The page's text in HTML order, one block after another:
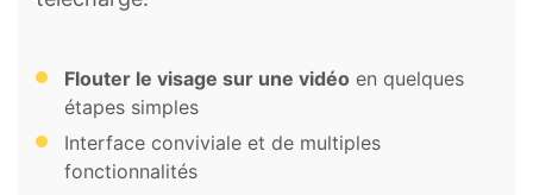
Flouter le visage sur une vidéo en quelques
étapes simples
Interface conviviale et de multiples
fonctionnalités